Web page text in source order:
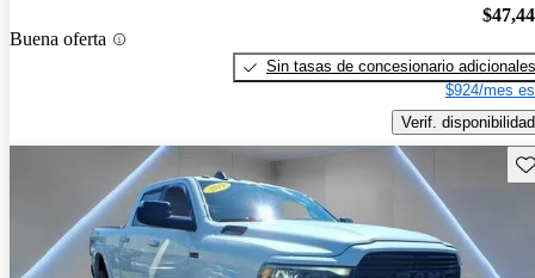
Buena oferta
Sin tasas de concesionario adicionales
$924/mes
Verif. disponibilidad